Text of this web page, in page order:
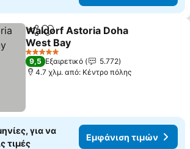
Κοινοποίηση
Προσθήκη στα αγαπημένα
Waldorf Astoria Doha
West Bay
Εμφάνιση τιμών
5 Αστέρια
9,5 Εξαιρετικό
5.772
4.7 χλμ. από: Κέντρο πόλης
για να
τιμές
Εμφάνιση τιμών